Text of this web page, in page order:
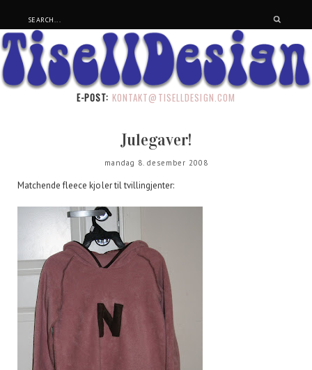
E-POST: KONTAKT@TISELLDESIGN.COM
Julegaver!
mandag 8. desember 2008
Matchende fleece kjoler til tvillingjenter: